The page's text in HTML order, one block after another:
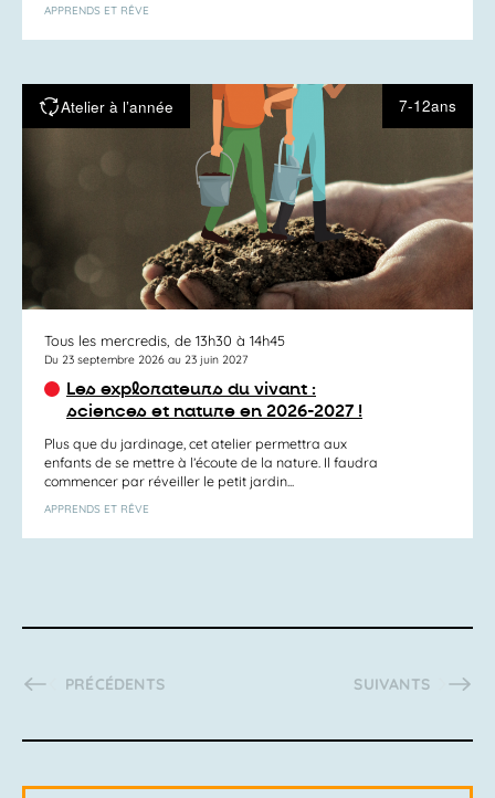
APPRENDS ET RÊVE
Atelier à l’année 7-12ans
Tous les mercredis, de 13h30 à 14h45
Du 23 septembre 2026 au 23 juin 2027
Les explorateurs du vivant :
sciences et nature en 2026-2027 !
Plus que du jardinage, cet atelier permettra aux
enfants de se mettre à l’écoute de la nature. Il faudra
commencer par réveiller le petit jardin...
APPRENDS ET RÊVE
ACTIVITÉS
PRÉCÉDENTS ACTIVITÉS
SUIVANTS